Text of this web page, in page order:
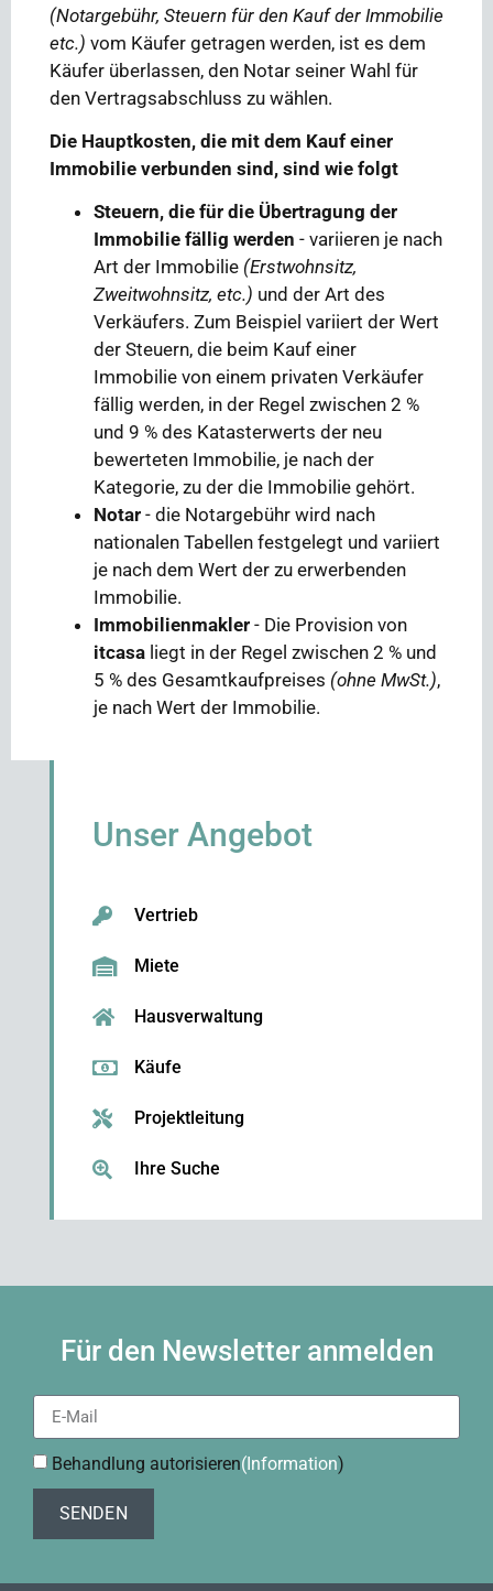
(Notargebühr, Steuern für den Kauf der Immobilie
etc.) vom Käufer getragen werden, ist es dem
Käufer überlassen, den Notar seiner Wahl für
den Vertragsabschluss zu wählen.
Die Hauptkosten, die mit dem Kauf einer
Immobilie verbunden sind, sind wie folgt
Steuern, die für die Übertragung der
Immobilie fällig werden - variieren je nach
Art der Immobilie (Erstwohnsitz,
Zweitwohnsitz, etc.) und der Art des
Verkäufers. Zum Beispiel variiert der Wert
der Steuern, die beim Kauf einer
Immobilie von einem privaten Verkäufer
fällig werden, in der Regel zwischen 2 %
und 9 % des Katasterwerts der neu
bewerteten Immobilie, je nach der
Kategorie, zu der die Immobilie gehört.
Notar - die Notargebühr wird nach
nationalen Tabellen festgelegt und variiert
je nach dem Wert der zu erwerbenden
Immobilie.
Immobilienmakler - Die Provision von
itcasa liegt in der Regel zwischen 2 % und
5 % des Gesamtkaufpreises (ohne MwSt.),
je nach Wert der Immobilie.
Unser Angebot
Vertrieb
Miete
Hausverwaltung
Käufe
Projektleitung
Ihre Suche
Für den Newsletter anmelden
Behandlung autorisieren(Information)
SENDEN